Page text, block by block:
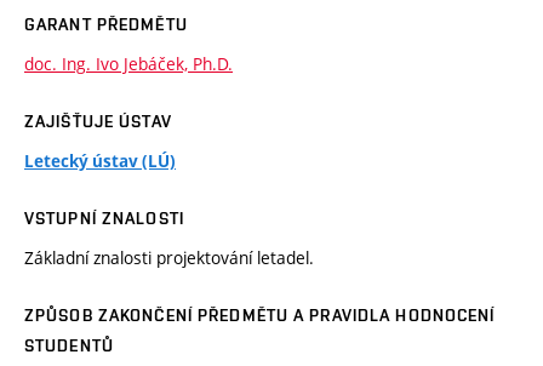
GARANT PŘEDMĚTU
doc. Ing. Ivo Jebáček, Ph.D.
ZAJIŠŤUJE ÚSTAV
Letecký ústav (LÚ)
VSTUPNÍ ZNALOSTI
Základní znalosti projektování letadel.
ZPŮSOB ZAKONČENÍ PŘEDMĚTU A PRAVIDLA HODNOCENÍ
STUDENTŮ